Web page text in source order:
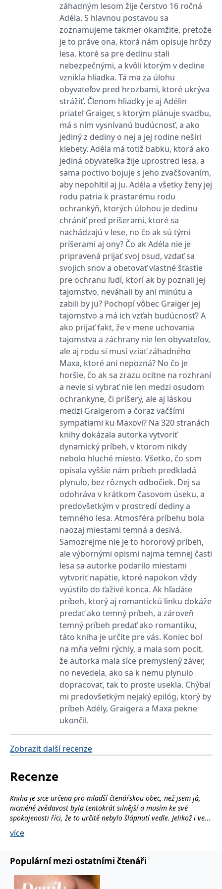
záhadným lesom žije čerstvo 16 ročná
Adéla. S hlavnou postavou sa
zoznamujeme takmer okamžite, pretože
je to práve ona, ktorá nám opisuje hrôzy
lesa, ktoré sa pre dedinu stali
nebezpečnými, a kvôli ktorým v dedine
vznikla hliadka. Tá ma za úlohu
obyvateľov pred hrozbami, ktoré ukrýva
strážiť. Členom hliadky je aj Adélin
priateľ Graiger, s ktorým plánuje svadbu,
má s ním vysnívanú budúcnosť, a ako
jediný z dediny o nej a jej rodine nešíri
klebety. Adéla má totiž babku, ktorá ako
jediná obyvateľka žije uprostred lesa, a
sama poctivo bojuje s jeho zväčšovaním,
aby nepohltil aj ju. Adéla a všetky ženy jej
rodu patria k prastarému rodu
ochrankýň, ktorých úlohou je dedinu
chrániť pred príšerami, ktoré sa
nachádzajú v lese, no čo ak sú tými
príšerami aj ony? Čo ak Adéla nie je
pripravená prijať svoj osud, vzdať sa
svojich snov a obetovať vlastné šťastie
pre ochranu ľudí, ktorí ak by poznali jej
tajomstvo, neváhali by ani minútu a
zabili by ju? Pochopí vôbec Graiger jej
tajomstvo a má ich vzťah budúcnosť? A
ako prijať fakt, že v mene uchovania
tajomstva a záchrany nie len obyvateľov,
ale aj rodu si musí vziať záhadného
Maxa, ktoré ani nepozná? No čo je
horšie, čo ak sa zrazu ocitne na rozhraní
a nevie si vybrať nie len medzi osudom
ochrankyne, či príšery, ale aj láskou
medzi Graigerom a čoraz väčšími
sympatiami ku Maxovi? Na 320 stranách
knihy dokázala autorka vytvoriť
dynamický príbeh, v ktorom nikdy
nebolo hluché miesto. Všetko, čo som
opísala vyššie nám príbeh predkladá
plynulo, bez rôznych odbočiek. Dej sa
odohráva v krátkom časovom úseku, a
predovšetkým v prostredí dediny a
temného lesa. Atmosféra príbehu bola
naozaj miestami temná a desivá.
Samozrejme nie je to hororový príbeh,
ale výbornými opismi najmä temnej časti
lesa sa autorke podarilo miestami
vytvoriť napätie, ktoré napokon vždy
vyústilo do ťaživé konca. Ak hľadáte
príbeh, ktorý aj romantickú linku dokáže
predať ako temný príbeh, a zároveň
temný príbeh predať ako romantiku,
táto kniha je určite pre vás. Koniec bol
na mňa veľmi rýchly, a mala som pocit,
že autorka mala síce premyslený záver,
no nevedela, ako sa k nemu plynulo
dopracovať, tak to proste usekla. Chýbal
mi predovšetkým nejaký epilóg, ktorý by
príbeh Adély, Graigera a Maxa pekne
ukončil.
Zobrazit další recenze
Recenze
Kniha je sice určena pro mladší čtenářskou obec, než jsem já,
nicméně zvědavost byla tentokrát silnější a musím ke své
spokojenosti říci, že to určitě nebylo šlápnutí vedle. Jelikož i ve
svém věku stále miluji pohádky a pravidelně se k nim vracím,
přečíst si tuto temnou pohádkovou záležitost bylo pro mě velice
pro mě velice atraktivní a líbila se mi. Samotná Adéla mi byla
rovněž sympatická, i když v některých věcech jsem s ní úplně
nesouhlasila, ale vzhledem k jejímu věku se určité přešlapy dají
pochopit. Co si budem – i dospělí zralí lidé dělají spoustu
více
Populární mezi ostatními čtenáři
koncový uživatel používá
jakoukoli reklamu,
kterou koncový uživatel
mohl vidět před
návštěvou uvedeného
webu.
Microsoft
Corporation
.c.bing.com
7 dní
Toto je soubor cookie
první strany společnosti
Microsoft MSN, který
používáme k měření
používání webu pro
interní analýzu.
Microsoft
Corporation
.grada.cz
1 rok
Toto je soubor cookie
využívaný společností
Microsoft Bing Ads a je
sledovacím souborem
cookie. Umožňuje nám
komunikovat s
uživatelem, který již dříve
navštívil náš web.
Google LLC
.doubleclick.net
15 minut
Tento soubor cookie
nastavuje společnost
DoubleClick (kterou
vlastní společnost
Google), aby zjistila, zda
prohlížeč návštěvníka
webu podporuje
soubory cookie.
Google LLC
.doubleclick.net
1 rok
Tento soubor cookie
nastavuje společnost
Doubleclick a provádí
informace o tom, jak
koncový uživatel používá
webové stránky a
jakoukoli reklamu,
kterou koncový uživatel
mohl vidět před
návštěvou uvedeného
webu.
.adform.net 2 měsíce
Tento soubor cookie
poskytuje jednoznačně
generované ID uživatele
a shromažďuje údaje o
aktivitě na webu. Tato
data mohou být
odeslána k analýze a
hlášení třetí straně.